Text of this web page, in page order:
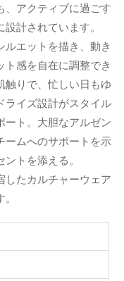
、アクティブに過ごす
計されています。
エットを描き、動き
ト感を自在に調整でき
触りで、忙しい日もゆ
ライズ設計がスタイル
ート。大胆なアルゼン
ームへのサポートを示
トを添える。
したカルチャーウェア